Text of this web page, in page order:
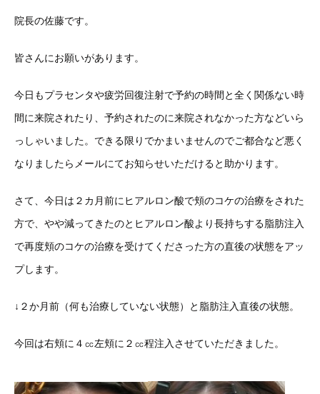
院長の佐藤です。
皆さんにお願いがあります。
今日もプラセンタや疲労回復注射で予約の時間と全く関係ない時
間に来院されたり、予約されたのに来院されなかった方などいら
っしゃいました。できる限りでかまいませんのでご都合など悪く
なりましたらメールにてお知らせいただけると助かります。
さて、今日は２カ月前にヒアルロン酸で頬のコケの治療をされた
方で、やや減ってきたのとヒアルロン酸より長持ちする脂肪注入
で再度頬のコケの治療を受けてくださった方の直後の状態をアッ
プします。
↓２か月前（何も治療していない状態）と脂肪注入直後の状態。
今回は右頬に４㏄左頬に２㏄程注入させていただきました。